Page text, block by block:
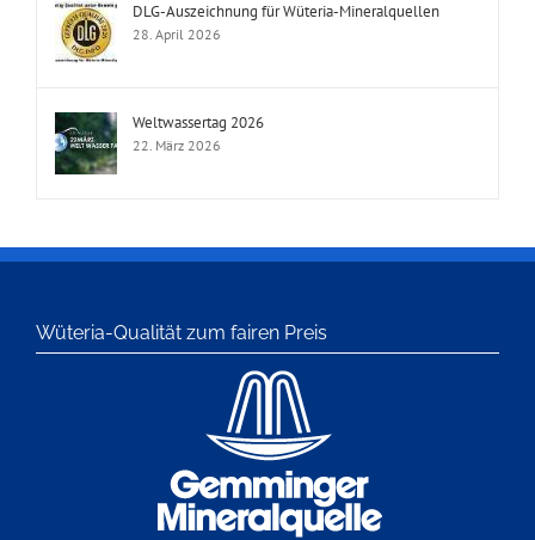
DLG-Auszeichnung für Wüteria-Mineralquellen
28. April 2026
Weltwassertag 2026
22. März 2026
Wüteria-Qualität zum fairen Preis